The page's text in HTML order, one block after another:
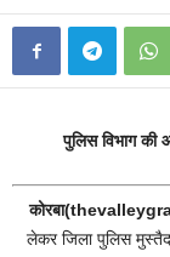
पुलिस विभाग की
लेकर जिला पुलिस